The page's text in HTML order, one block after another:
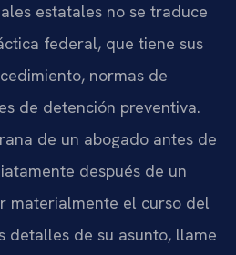
estatales no se traduce
federal, que tiene sus
normas de
de detención preventiva.
de un abogado antes de
después de un
materialmente el curso del
detalles de su asunto, llame